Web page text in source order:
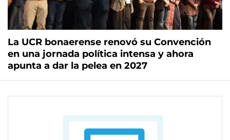
La UCR bonaerense renovó su Convención
en una jornada política intensa y ahora
apunta a dar la pelea en 2027